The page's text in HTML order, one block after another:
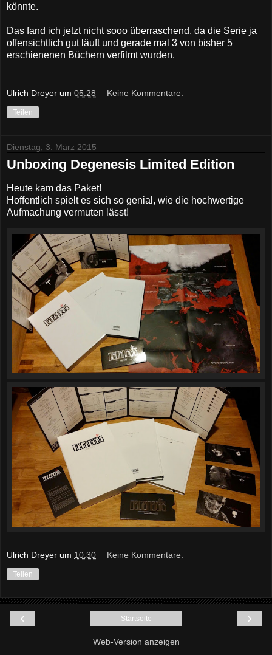
könnte.
Das fand ich jetzt nicht sooo überraschend, da die Serie ja
offensichtlich gut läuft und gerade mal 3 von bisher 5
erschienenen Büchern verfilmt wurden.
Ulrich Dreyer um 05:28 Keine Kommentare:
Teilen
Dienstag, 3. März 2015
Unboxing Degenesis Limited Edition
Heute kam das Paket!
Hoffentlich spielt es sich so genial, wie die hochwertige
Aufmachung vermuten lässt!
Ulrich Dreyer um 10:30 Keine Kommentare:
Teilen
‹ ›
Startseite
Web-Version anzeigen